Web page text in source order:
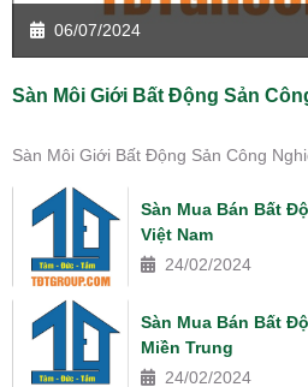
06/07/2024
Sàn Môi Giới Bất Động Sản
Sàn Môi Giới Bất Động Sản Công
Sàn Mua Bán Bất
Việt Nam
24/02/2024
Sàn Mua Bán Bất
Miền Trung
24/02/2024